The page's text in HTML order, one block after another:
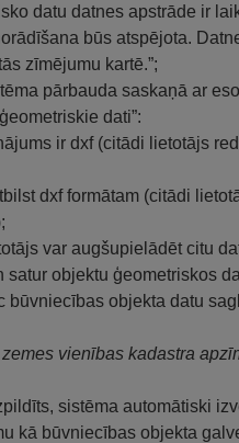
datu datnes apstrāde ir
būs atspējota.
zīmējumu kartē.”;
pārbauda saskaņā ar
dati”:
ir dxf (citādi lietotājs
dxf formātam (citādi
var augšupielādēt citu
objektu ģeometriskos
būvniecības objekta datu
vienības kadastra
sistēma automātiski
kā būvniecības objekta